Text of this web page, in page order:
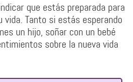
que estás preparada para
vida. Tanto si estás esperando
un hijo, soñar con un bebé
sobre la nueva vida